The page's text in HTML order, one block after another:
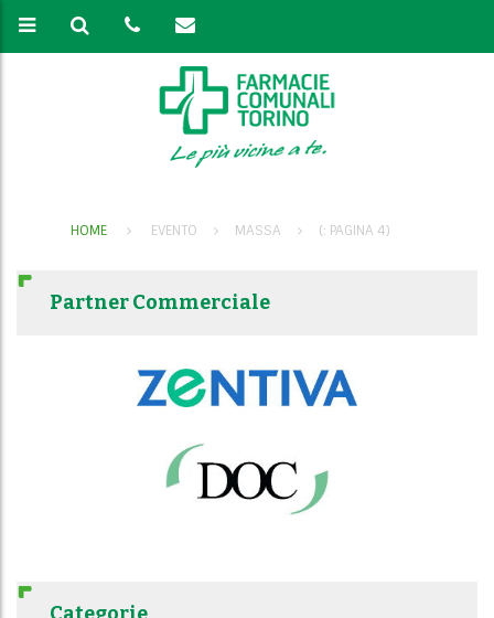
HOME EVENTO MASSA (: PAGINA 4)
Partner Commerciale